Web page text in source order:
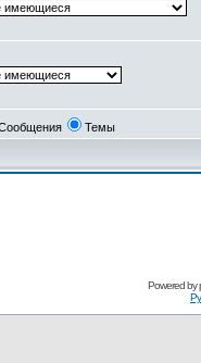
Темы
Powered by